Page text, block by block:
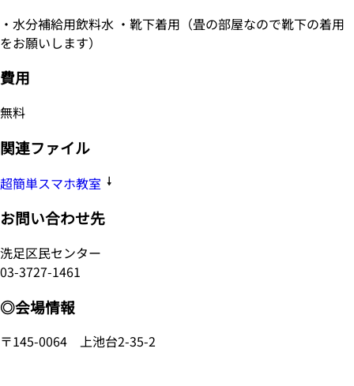
・水分補給用飲料水 ・靴下着用（畳の部屋なので靴下の着用
をお願いします）
費用
無料
関連ファイル
超簡単スマホ教室
お問い合わせ先
洗足区民センター
03-3727-1461
◎会場情報
〒145-0064 上池台2-35-2